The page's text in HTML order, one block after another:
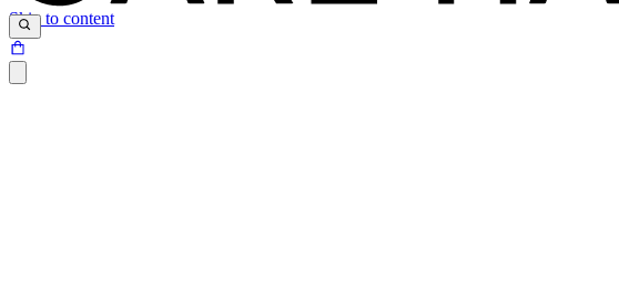
Skip to content